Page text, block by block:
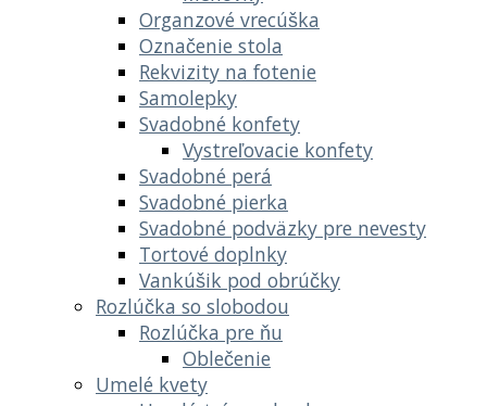
Organzové vrecúška
Označenie stola
Rekvizity na fotenie
Samolepky
Svadobné konfety
Vystreľovacie konfety
Svadobné perá
Svadobné pierka
Svadobné podväzky pre nevesty
Tortové doplnky
Vankúšik pod obrúčky
Rozlúčka so slobodou
Rozlúčka pre ňu
Oblečenie
Umelé kvety